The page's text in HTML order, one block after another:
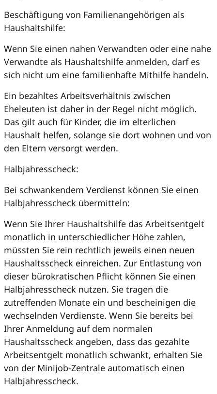
Beschäftigung von Familienangehörigen als
Haushaltshilfe:
Wenn Sie einen nahen Verwandten oder eine nahe
Verwandte als Haushaltshilfe anmelden, darf es
sich nicht um eine familienhafte Mithilfe handeln.
Ein bezahltes Arbeitsverhältnis zwischen
Eheleuten ist daher in der Regel nicht möglich.
Das gilt auch für Kinder, die im elterlichen
Haushalt helfen, solange sie dort wohnen und von
den Eltern versorgt werden.
Halbjahresscheck:
Bei schwankendem Verdienst können Sie einen
Halbjahresscheck übermitteln:
Wenn Sie Ihrer Haushaltshilfe das Arbeitsentgelt
monatlich in unterschiedlicher Höhe zahlen,
müssten Sie rein rechtlich jeweils einen neuen
Haushaltsscheck einreichen. Zur Entlastung von
dieser bürokratischen Pflicht können Sie einen
Halbjahresscheck nutzen. Sie tragen die
zutreffenden Monate ein und bescheinigen die
wechselnden Verdienste. Wenn Sie bereits bei
Ihrer Anmeldung auf dem normalen
Haushaltsscheck angeben, dass das gezahlte
Arbeitsentgelt monatlich schwankt, erhalten Sie
von der Minijob-Zentrale automatisch einen
Halbjahresscheck.